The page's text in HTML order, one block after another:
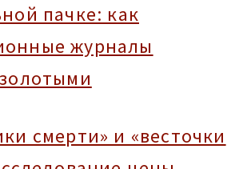
пачке: как
журналы
смерти» и «весточки